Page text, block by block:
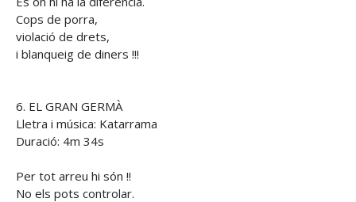
Cops de porra,
violació de drets,
i blanqueig de diners !!!
6. EL GRAN GERMÀ
Lletra i música: Katarrama
Duració: 4m 34s
Per tot arreu hi són !!
No els pots controlar.